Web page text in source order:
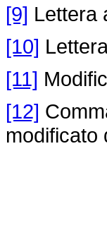
[9] Lettera
[10]
[11]
[12]
modificato